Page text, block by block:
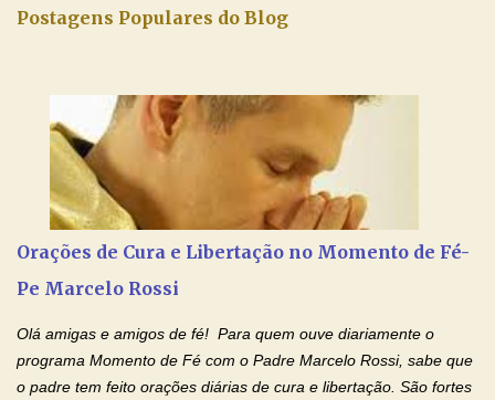
de Nossa Senhora. Adriana dos Anjos-Devoção e Fé Mensagem
aos nossos pais. Hoje nossas orações serão focadas nos pais
que não se encontram bem de saúde, OS PAIS ENFERMOS!
Amados, durante toda esta semana vamos orar pelos nossos
pais. Vamos dedicar um dia para os pais mais idosos, pais que
estão doentes, pais que estão longe dos filhos, pais que já são
falecidos, pais que tem problemas com vícios, enfim, vamos orar
Postagens Populares do Blog
Orações de Cura e Libertação no Momento de Fé-
Pe Marcelo Rossi
Olá amigas e amigos de fé! Para quem ouve diariamente o
programa Momento de Fé com o Padre Marcelo Rossi, sabe que
o padre tem feito orações diárias de cura e libertação. São fortes